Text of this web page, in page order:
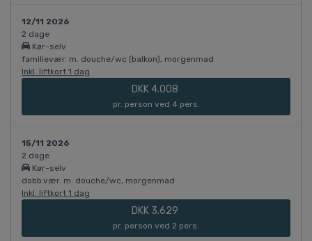
12/11 2026
2 dage
Kør-selv
familievær. m. douche/wc (balkon), morgenmad
Inkl. liftkort 1 dag
DKK 4.008
pr. person ved 4 pers.
15/11 2026
2 dage
Kør-selv
dobb.vær. m. douche/wc, morgenmad
Inkl. liftkort 1 dag
DKK 3.629
pr. person ved 2 pers.